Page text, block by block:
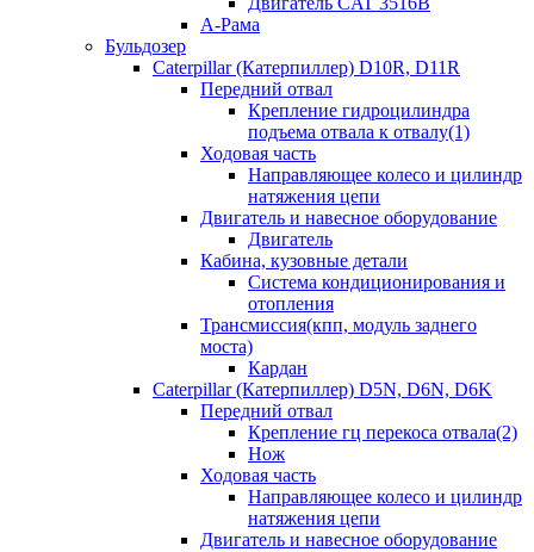
А-Рама
Бульдозер
Caterpillar (Катерпиллер) D10R, D11R
Передний отвал
Крепление гидроцилиндра
подъема отвала к отвалу(1)
Ходовая часть
Направляющее колесо и цилиндр
натяжения цепи
Двигатель и навесное оборудование
Двигатель
Кабина, кузовные детали
Система кондиционирования и
отопления
Трансмиссия(кпп, модуль заднего
моста)
Кардан
Caterpillar (Катерпиллер) D5N, D6N, D6K
Передний отвал
Крепление гц перекоса отвала(2)
Нож
Ходовая часть
Направляющее колесо и цилиндр
натяжения цепи
Двигатель и навесное оборудование